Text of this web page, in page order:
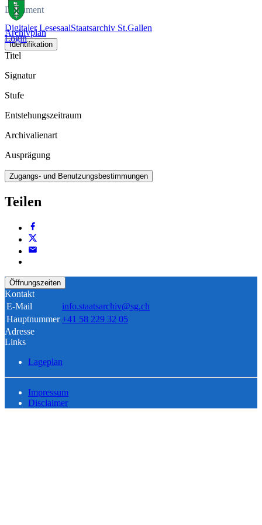
Digitaler LesesaalStaatsarchiv St.Gallen
Login
Dokument
Archivplan
Identifikation
Titel
Signatur
Stufe
Entstehungszeitraum
Archivalienart
Ausprägung
Zugangs- und Benutzungsbestimmungen
Teilen
Öffnungszeiten
Kontakt
E-Mail
info.staatsarchiv@sg.ch
Hauptnummer +41 58 229 32 05
Adresse
Links
Lageplan
Impressum
Disclaimer